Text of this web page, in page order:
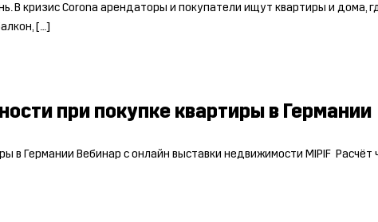
В кризис Corona арендаторы и покупатели ищут квартиры и дома,
[…]
при покупке квартиры в Германии
в Германии Вебинар с онлайн выставки недвижимости MIPIF